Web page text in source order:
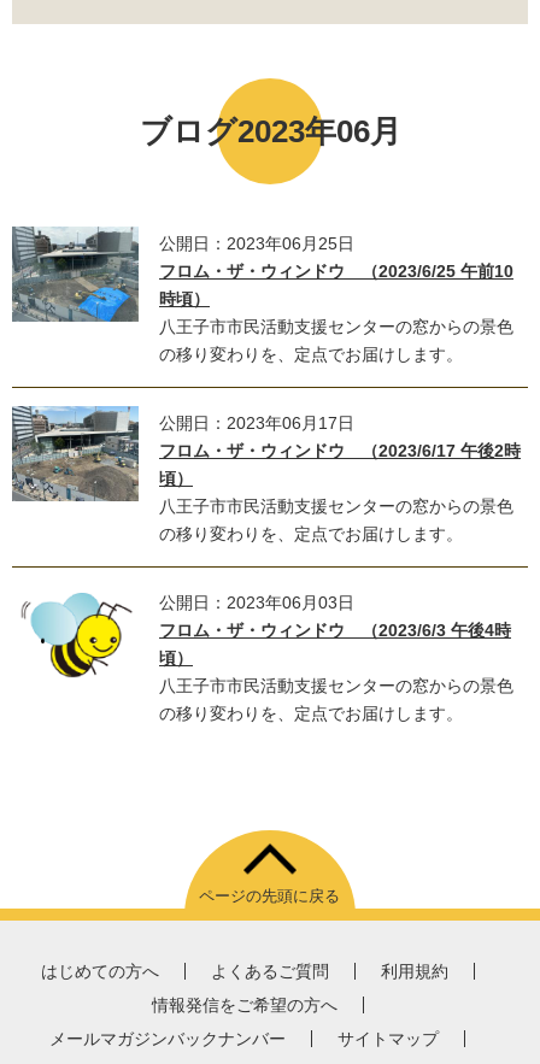
ブログ2023年06月
公開日：2023年06月25日
フロム・ザ・ウィンドウ （2023/6/25 午前10
時頃）
八王子市市民活動支援センターの窓からの景色
の移り変わりを、定点でお届けします。
公開日：2023年06月17日
フロム・ザ・ウィンドウ （2023/6/17 午後2時
頃）
八王子市市民活動支援センターの窓からの景色
の移り変わりを、定点でお届けします。
公開日：2023年06月03日
フロム・ザ・ウィンドウ （2023/6/3 午後4時
頃）
八王子市市民活動支援センターの窓からの景色
の移り変わりを、定点でお届けします。
ページの先頭に戻る
はじめての方へ よくあるご質問
利用規約
情報発信をご希望の方へ
メールマガジンバックナンバー
サイトマップ